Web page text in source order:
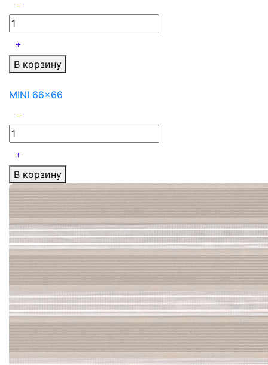
В корзину
MINI 66x66
В корзину